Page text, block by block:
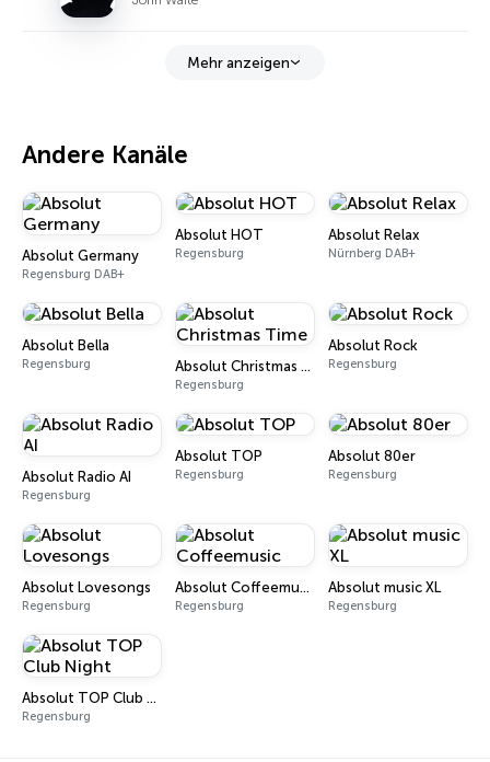
Mehr anzeigen
Andere Kanäle
Absolut Germany
Regensburg DAB+
Absolut HOT
Regensburg
Absolut Relax
Nürnberg DAB+
Absolut Bella
Regensburg Absolut Christmas Time
Regensburg
Absolut Rock
Regensburg
Absolut Radio AI
Regensburg
Absolut TOP
Regensburg
Absolut 80er
Regensburg
Absolut Lovesongs
Regensburg
Absolut Coffeemusic
Regensburg
Absolut music XL
Regensburg
Absolut TOP Club Night
Regensburg